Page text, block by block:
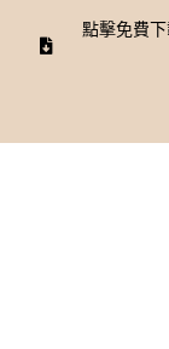
容
點擊免費